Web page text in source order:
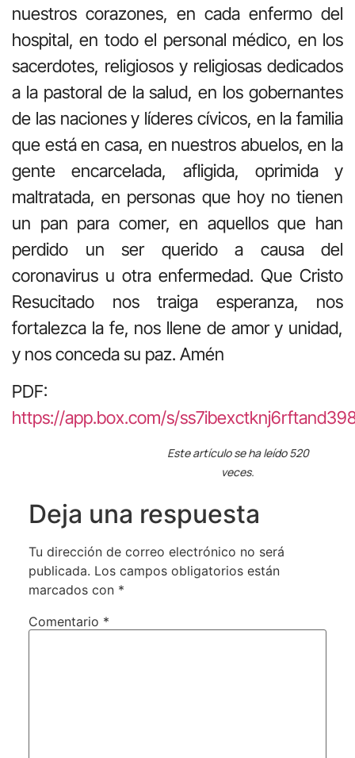
nuestros corazones, en cada enfermo del
hospital, en todo el personal médico, en los
sacerdotes, religiosos y religiosas dedicados
a la pastoral de la salud, en los gobernantes
de las naciones y líderes cívicos, en la familia
que está en casa, en nuestros abuelos, en la
gente encarcelada, afligida, oprimida y
maltratada, en personas que hoy no tienen
un pan para comer, en aquellos que han
perdido un ser querido a causa del
coronavirus u otra enfermedad. Que Cristo
Resucitado nos traiga esperanza, nos
fortalezca la fe, nos llene de amor y unidad,
y nos conceda su paz. Amén
PDF:
https://app.box.com/s/
Este artículo se ha leído 520
veces.
Deja una respuesta
Tu dirección de correo electrónico no será
publicada. Los campos obligatorios están
marcados con *
Comentario *